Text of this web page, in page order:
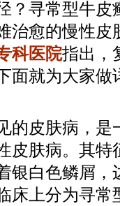
？寻常型牛皮
治愈的慢性皮
科医院指出，
面就为大家做
的皮肤病，是
皮肤病。其特
银白色鳞屑，
床上分为寻常